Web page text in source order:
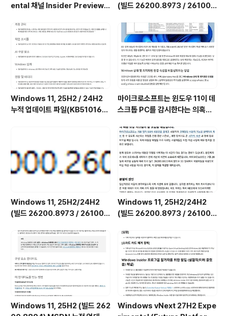
ental 채널 Insider Preview
업데이트(KB5101682) 통합 []
(빌드 26200.8973 / 26100.
버전 [한글/영문판]
Windows 11, 25H2 / 24H2
누적 업데이트 파일(KB510168
업데이트)
마이크로소프트는 윈도우 11이 데
스크톱 PC를 감시한다는 의혹을
하는 일을 공개했습니다. (Wind
ows 11 상태 및 최적화된 환경 서
비스를 비활성화하는 방법)
Windows 11, 25H2/24H2
(빌드 26200.8973 / 26100.
합판 6in1 [한글/영문판]
Windows 11, 25H2/24H2
(빌드 26200.8973 / 26100.
판 [한글/영문판]
Windows 11, 25H2 (빌드 262
Windows vNext 27H2 Expe